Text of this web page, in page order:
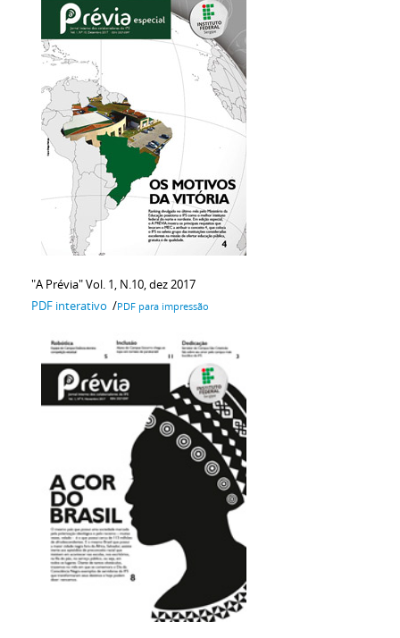
"A Prévia" Vol. 1, N.10, dez 2017
PDF interativo /PDF para impressão